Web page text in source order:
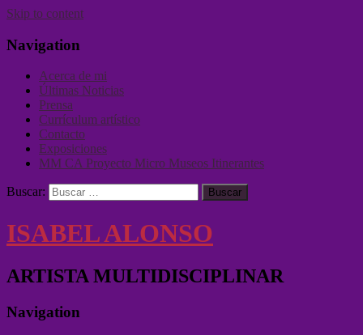
Skip to content
Navigation
Acerca de mi
Últimas Noticias
Prensa
Currículum artístico
Contacto
Exposiciones
MM CA Proyecto Micro Museos Itinerantes
Buscar:
ISABEL ALONSO
ARTISTA MULTIDISCIPLINAR
Navigation